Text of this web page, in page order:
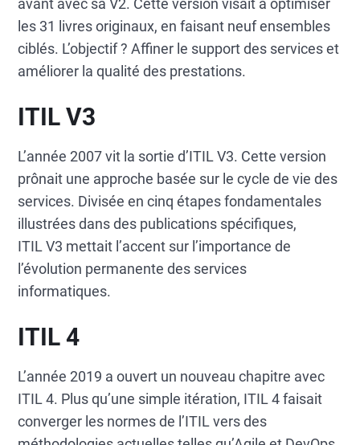
avant avec sa V2. Cette version visait à optimiser
les 31 livres originaux, en faisant neuf ensembles
ciblés. L’objectif ? Affiner le support des services et
améliorer la qualité des prestations.
ITIL V3
L’année 2007 vit la sortie d’ITIL V3. Cette version
prônait une approche basée sur le cycle de vie des
services. Divisée en cinq étapes fondamentales
illustrées dans des publications spécifiques,
ITIL V3 mettait l’accent sur l’importance de
l’évolution permanente des services
informatiques.
ITIL 4
L’année 2019 a ouvert un nouveau chapitre avec
ITIL 4. Plus qu’une simple itération, ITIL 4 faisait
converger les normes de l’ITIL vers des